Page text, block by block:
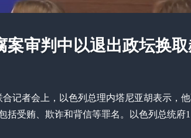
案审判中以退出政坛换
记者会上，以色列总理内塔尼亚胡表示，
括受贿、欺诈和背信等罪名。以色列总统府